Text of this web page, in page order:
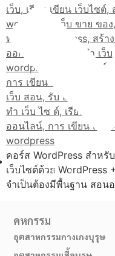
เส้นทางมาโรงเรียน
คอร์ส WordPress สำหรั
เว็บไซต์ด้วย
จำเป็นต้องมีพื้นฐาน สอนอ
คหกรรม
อุตสาหกรรมกางเกงบุรุษ